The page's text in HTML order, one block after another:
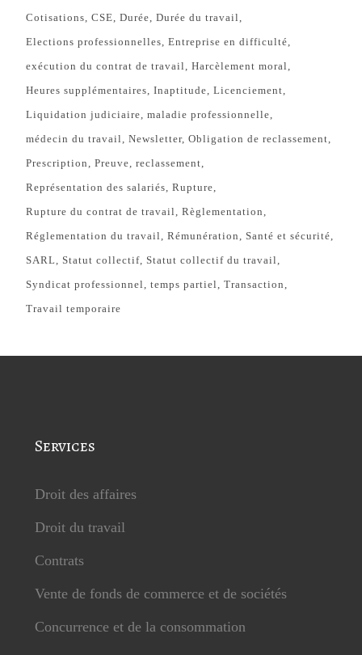
Cotisations CSE Durée Durée du travail
Elections professionnelles Entreprise en difficulté
exécution du contrat de travail Harcèlement moral
Heures supplémentaires Inaptitude Licenciement
Liquidation judiciaire maladie professionnelle
médecin du travail Newsletter Obligation de reclassement
Prescription Preuve reclassement
Représentation des salariés Rupture
Rupture du contrat de travail Règlementation
Réglementation du travail Rémunération Santé et sécurité
SARL Statut collectif Statut collectif du travail
Syndicat professionnel temps partiel Transaction
Travail temporaire
Services
Droit des affaires
Droit du travail
Contrats
Vente de fonds de commerce et de sociétés
Concurrence et de la consommation